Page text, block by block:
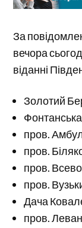
За
вечора
віданні
Золотий
пров.
пров.
пров.
пров.
Дача
пров.